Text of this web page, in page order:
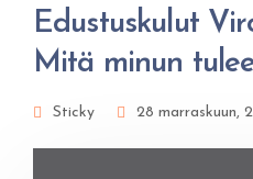
Edustuskulut
Mitä minun
Sticky 28 marraskuun,